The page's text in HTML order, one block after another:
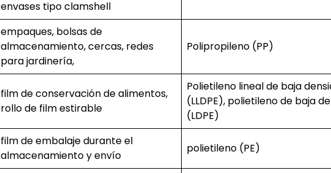
envases tipo clamshell
empaques, bolsas de
almacenamiento, cercas, redes
para jardinería,
Polipropileno (PP)
film de conservación de alimentos,
rollo de film estirable
Polietileno lineal de baja
(LLDPE), polietileno de baja
(LDPE)
film de embalaje durante el
almacenamiento y envío
polietileno (PE)